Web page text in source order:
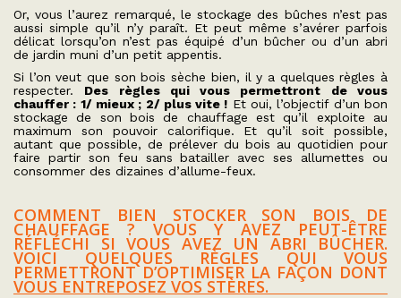
Or, vous l’aurez remarqué, le stockage des bûches n’est pas
aussi simple qu’il n’y paraît. Et peut même s’avérer parfois
délicat lorsqu’on n’est pas équipé d’un bûcher ou d’un abri
de jardin muni d’un petit appentis.
Si l’on veut que son bois sèche bien, il y a quelques règles à
respecter. Des règles qui vous permettront de vous
chauffer : 1/ mieux ; 2/ plus vite ! Et oui, l’objectif d’un bon
stockage de son bois de chauffage est qu’il exploite au
maximum son pouvoir calorifique. Et qu’il soit possible,
autant que possible, de prélever du bois au quotidien pour
faire partir son feu sans batailler avec ses allumettes ou
consommer des dizaines d’allume-feux.
COMMENT BIEN STOCKER SON BOIS DE
CHAUFFAGE ? VOUS Y AVEZ PEUT-ÊTRE
RÉFLÉCHI SI VOUS AVEZ UN ABRI BÛCHER.
VOICI QUELQUES RÈGLES QUI VOUS
PERMETTRONT D’OPTIMISER LA FAÇON DONT
VOUS ENTREPOSEZ VOS STÈRES.